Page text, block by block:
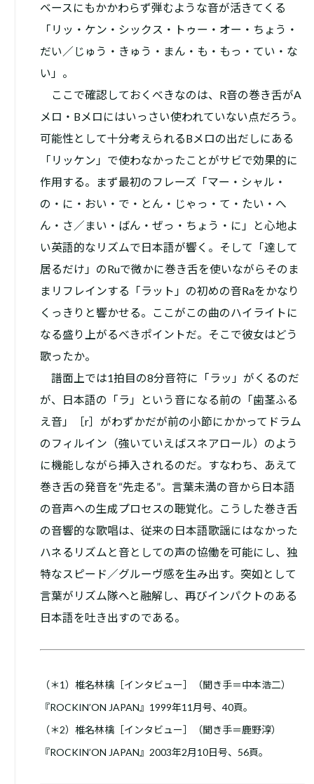
ベースにもかかわらず弾むような音が活きてくる
――「リッ・ケン・シックス・トゥー・オー・ちょう・
だい／じゅう・きゅう・まん・も・もっ・てい・な
い」。
ここで確認しておくべきなのは、R音の巻き舌がA
メロ・Bメロにはいっさい使われていない点だろう。
可能性として十分考えられるBメロの出だしにある
「リッケン」で使わなかったことがサビで効果的に
作用する。まず最初のフレーズ「マー・シャル・
の・に・おい・で・とん・じゃっ・て・たい・へ
ん・さ／まい・ばん・ぜっ・ちょう・に」と心地よ
い英語的なリズムで日本語が響く。そして「達して
居るだけ」のRuで微かに巻き舌を使いながらそのま
まリフレインする「ラット」の初めの音Raをかなり
くっきりと響かせる。ここがこの曲のハイライトに
なる盛り上がるべきポイントだ。そこで彼女はどう
歌ったか。
譜面上では1拍目の8分音符に「ラッ」がくるのだ
が、日本語の「ラ」という音になる前の「歯茎ふる
え音」［r］がわずかだが前の小節にかかってドラム
のフィルイン（強いていえばスネアロール）のよう
に機能しながら挿入されるのだ。すなわち、あえて
巻き舌の発音を“先走る”。言葉未満の音から日本語
の音声への生成プロセスの聴覚化。こうした巻き舌
の音響的な歌唱は、従来の日本語歌謡にはなかった
ハネるリズムと音としての声の協働を可能にし、独
特なスピード／グルーヴ感を生み出す。突如として
言葉がリズム隊へと融解し、再びインパクトのある
日本語を吐き出すのである。
（＊1）椎名林檎［インタビュー］（聞き手＝中本浩二）
『ROCKIN’ON JAPAN』1999年11月号、40頁。
（＊2）椎名林檎［インタビュー］（聞き手＝鹿野淳）
『ROCKIN’ON JAPAN』2003年2月10日号、56頁。